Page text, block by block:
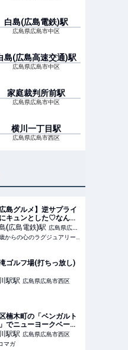
白島(広島電鉄)駅
広島県広島市中区
島(広島高速交通)駅
広島県広島市中区
家庭裁判所前駅
広島県広島市中区
横川一丁目駅
広島県広島市西区
広島グルメ】逆サプライ
キュンとした♡なんて
いイタリアン！
(広島電鉄)駅 広島県広島
区
45歳からの心のラグジュアリーメディア
ゴルフ場(打ちっ放し)
駅駅 広島県広島市西区
楠木町の「ベンガルト
でニューヨークベーグ
楽しむ
駅駅 広島県広島市西区
マガ